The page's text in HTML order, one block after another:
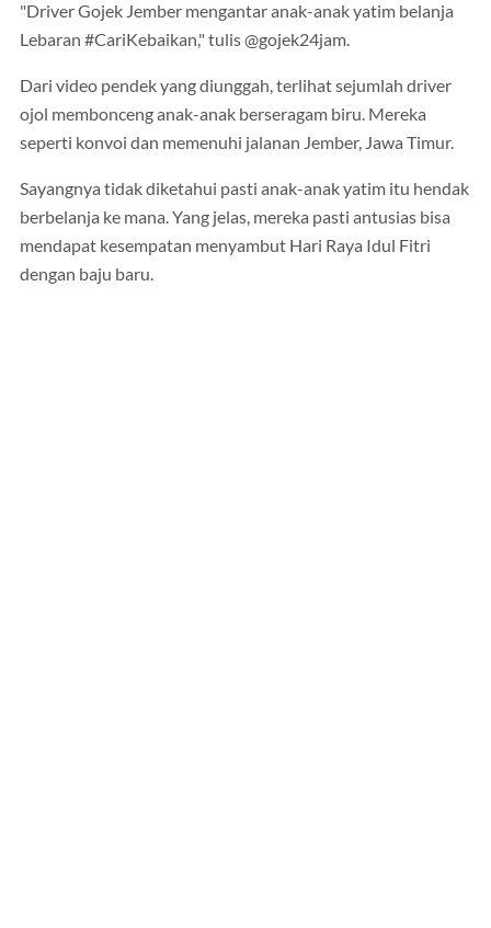
"Driver Gojek Jember mengantar anak-anak yatim belanja
Lebaran #CariKebaikan," tulis @gojek24jam.
Dari video pendek yang diunggah, terlihat sejumlah driver
ojol membonceng anak-anak berseragam biru. Mereka
seperti konvoi dan memenuhi jalanan Jember, Jawa Timur.
Sayangnya tidak diketahui pasti anak-anak yatim itu hendak
berbelanja ke mana. Yang jelas, mereka pasti antusias bisa
mendapat kesempatan menyambut Hari Raya Idul Fitri
dengan baju baru.